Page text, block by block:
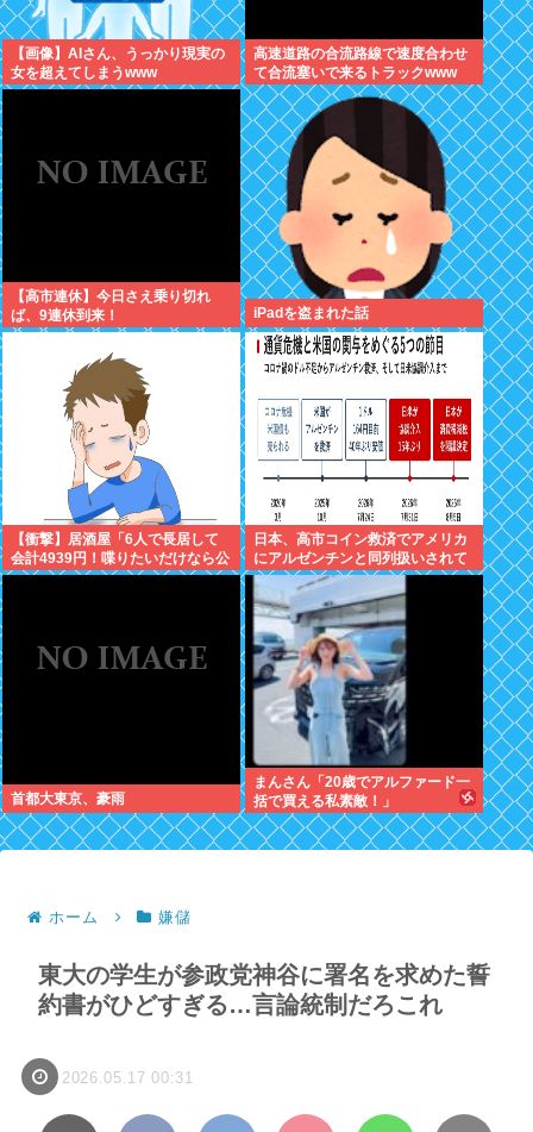
【画像】AIさん、うっかり現実の
女を超えてしまうwww
高速道路の合流路線で速度合わせ
て合流塞いで来るトラックwww
【高市連休】今日さえ乗り切れ
ば、9連休到来！
iPadを盗まれた話
【衝撃】居酒屋「6人で長居して
会計4939円！喋りたいだけなら公
園に行ってくれ（怒」←これ
日本、高市コイン救済でアメリカ
にアルゼンチンと同列扱いされて
いた
首都大東京、豪雨
まんさん「20歳でアルファード一
括で買える私素敵！」
ホーム 嫌儲
東大の学生が参政党神谷に署名を求めた誓
約書がひどすぎる…言論統制だろこれ
2026.05.17 00:31